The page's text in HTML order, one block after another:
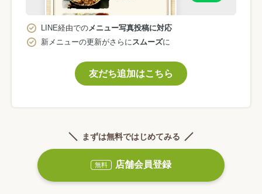
LINE経由での メニュー写真投稿に対応
新メニューの更新がさらに スムーズに
友だち追加はこちら
まずは無料ではじめてみる
無料 店舗会員登録